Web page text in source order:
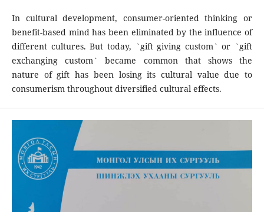
In cultural development, consumer-oriented thinking or
benefit-based mind has been eliminated by the influence of
different cultures. But today, `gift giving custom` or `gift
exchanging custom` became common that shows the
nature of gift has been losing its cultural value due to
consumerism throughout diversified cultural effects.